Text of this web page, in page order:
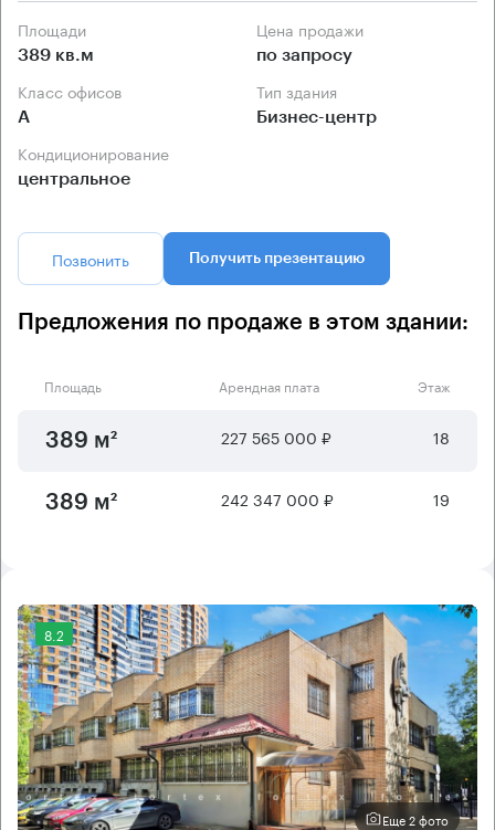
Площади
389 кв.м
Цена продажи
по запросу
Класс офисов
А
Тип здания
Бизнес-центр
Кондиционирование
центральное
Позвонить Получить презентацию
Предложения по продаже в этом здании:
Площадь Арендная плата Этаж
389 м² 227 565 000 ₽ 18
389 м² 242 347 000 ₽ 19
8.2
Еще 2 фото